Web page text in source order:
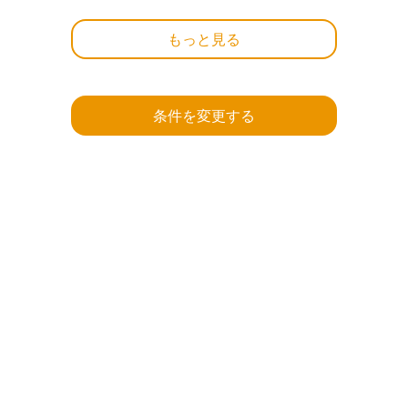
もっと見る
条件を変更する